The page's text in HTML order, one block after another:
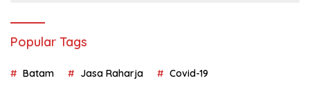
Popular Tags
Batam Jasa Raharja Covid-19